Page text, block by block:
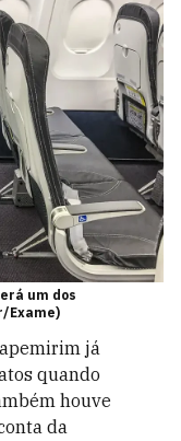
um dos
Exame)
já
quando
houve
da